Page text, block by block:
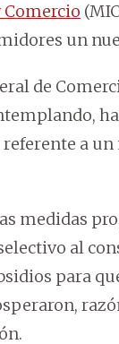
un
de
a
medidas
al
para